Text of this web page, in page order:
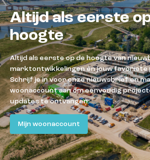
Altijd als eerste
hoogte
Altijd als eerste op de hoogte van
marktontwikkelingen én jouw favoriete
Schrijf je in voor onze nieuwsbrief en
woonaccount aan om eenvoudig
updates te ontvangen.
Mijn woonaccount